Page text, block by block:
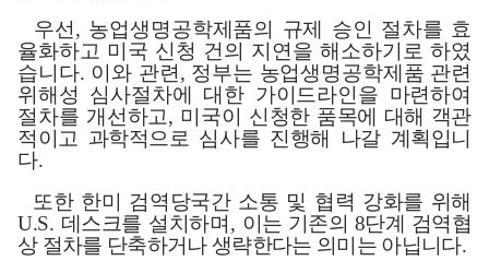
우선, 농업생명공학제품의 규제 승인 절차를 효
율화하고 미국 신청 건의 지연을 해소하기로 하였
습니다. 이와 관련, 정부는 농업생명공학제품 관련
위해성 심사절차에 대한 가이드라인을 마련하여
절차를 개선하고, 미국이 신청한 품목에 대해 객관
적이고 과학적으로 심사를 진행해 나갈 계획입니
다.
또한 한미 검역당국간 소통 및 협력 강화를 위해
U.S. 데스크를 설치하며, 이는 기존의8단계 검역협
상 절차를 단축하거나 생략한다는 의미는 아닙니다.